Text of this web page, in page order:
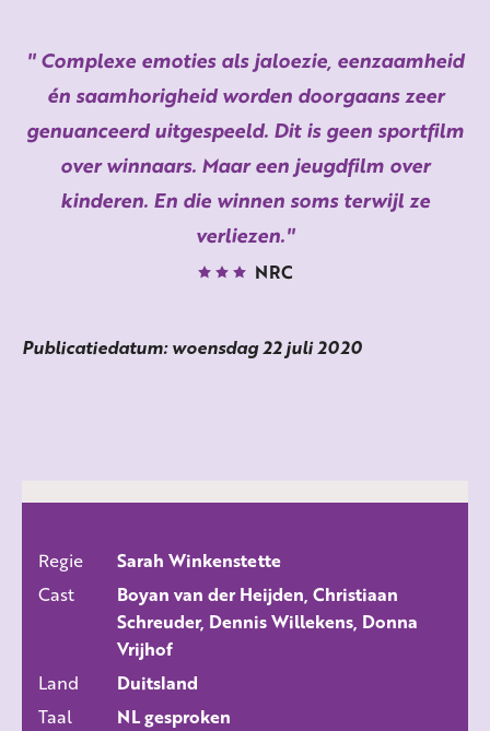
Complexe emoties als jaloezie, eenzaamheid
én saamhorigheid worden doorgaans zeer
genuanceerd uitgespeeld. Dit is geen sportfilm
over winnaars. Maar een jeugdfilm over
kinderen. En die winnen soms terwijl ze
verliezen.
NRC
Publicatiedatum: woensdag 22 juli 2020
Regie
Sarah Winkenstette
Cast
Boyan van der Heijden, Christiaan
Schreuder, Dennis Willekens, Donna
Vrijhof
Land
Duitsland
Taal
NL gesproken